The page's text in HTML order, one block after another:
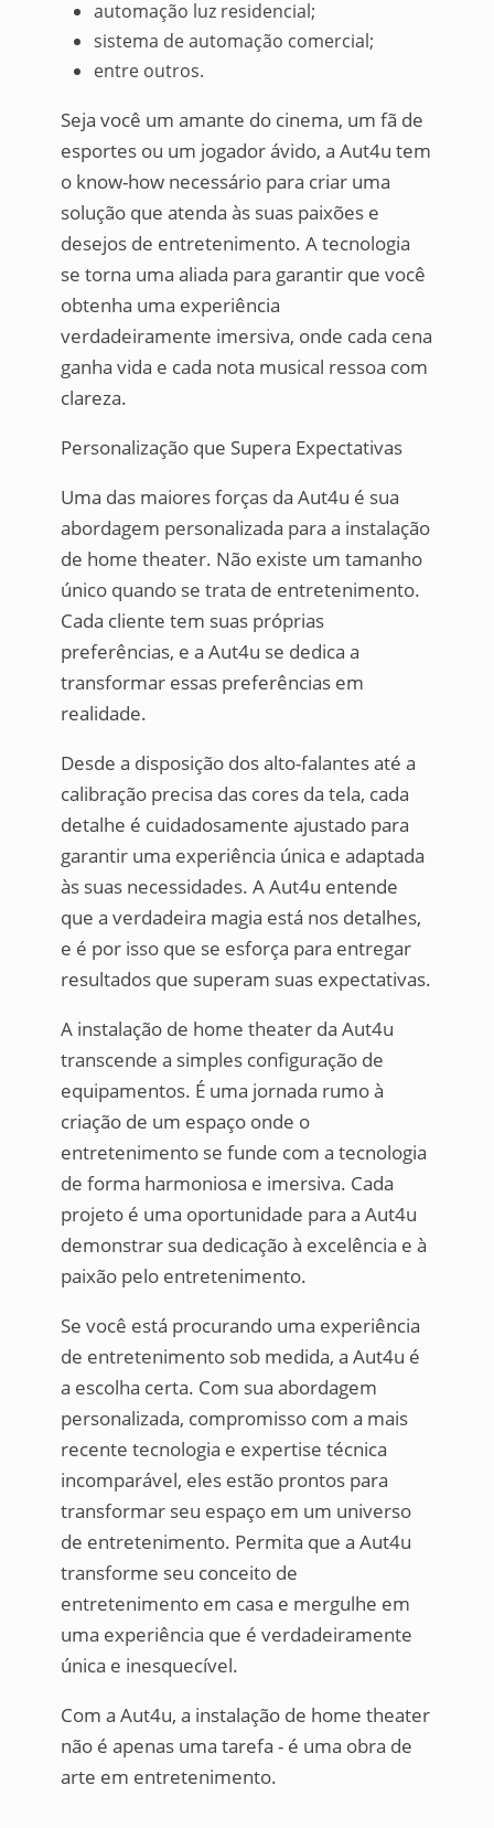
automação luz residencial;
sistema de automação comercial;
entre outros.
Seja você um amante do cinema, um fã de
esportes ou um jogador ávido, a Aut4u tem
o know-how necessário para criar uma
solução que atenda às suas paixões e
desejos de entretenimento. A tecnologia
se torna uma aliada para garantir que você
obtenha uma experiência
verdadeiramente imersiva, onde cada cena
ganha vida e cada nota musical ressoa com
clareza.
Personalização que Supera Expectativas
Uma das maiores forças da Aut4u é sua
abordagem personalizada para a instalação
de home theater. Não existe um tamanho
único quando se trata de entretenimento.
Cada cliente tem suas próprias
preferências, e a Aut4u se dedica a
transformar essas preferências em
realidade.
Desde a disposição dos alto-falantes até a
calibração precisa das cores da tela, cada
detalhe é cuidadosamente ajustado para
garantir uma experiência única e adaptada
às suas necessidades. A Aut4u entende
que a verdadeira magia está nos detalhes,
e é por isso que se esforça para entregar
resultados que superam suas expectativas.
A instalação de home theater da Aut4u
transcende a simples configuração de
equipamentos. É uma jornada rumo à
criação de um espaço onde o
entretenimento se funde com a tecnologia
de forma harmoniosa e imersiva. Cada
projeto é uma oportunidade para a Aut4u
demonstrar sua dedicação à excelência e à
paixão pelo entretenimento.
Se você está procurando uma experiência
de entretenimento sob medida, a Aut4u é
a escolha certa. Com sua abordagem
personalizada, compromisso com a mais
recente tecnologia e expertise técnica
incomparável, eles estão prontos para
transformar seu espaço em um universo
de entretenimento. Permita que a Aut4u
transforme seu conceito de
entretenimento em casa e mergulhe em
uma experiência que é verdadeiramente
única e inesquecível.
Com a Aut4u, a instalação de home theater
não é apenas uma tarefa - é uma obra de
arte em entretenimento.